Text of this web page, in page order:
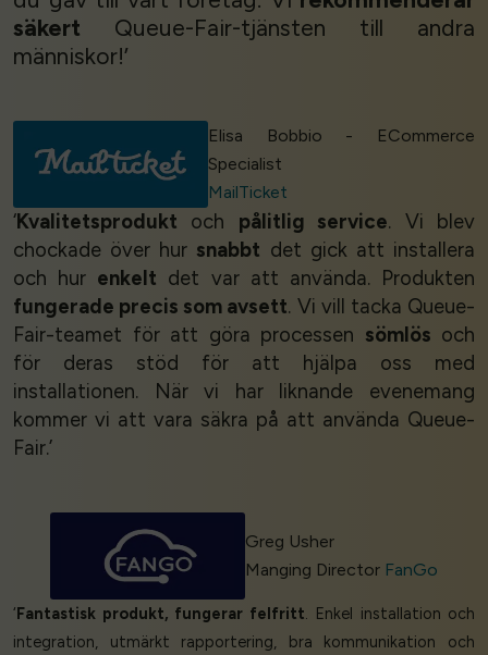
säkert Queue-Fair-tjänsten till andra
människor!’
Elisa Bobbio - ECommerce
Specialist
MailTicket
‘Kvalitetsprodukt och pålitlig service. Vi blev
chockade över hur snabbt det gick att installera
och hur enkelt det var att använda. Produkten
fungerade precis som avsett. Vi vill tacka Queue-
Fair-teamet för att göra processen sömlös och
för deras stöd för att hjälpa oss med
installationen. När vi har liknande evenemang
kommer vi att vara säkra på att använda Queue-
Fair.’
Greg Usher
Manging Director FanGo
‘Fantastisk produkt, fungerar felfritt. Enkel installation och
integration, utmärkt rapportering, bra kommunikation och